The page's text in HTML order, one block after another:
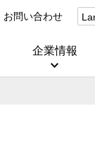
お問い合わせ
企業情報